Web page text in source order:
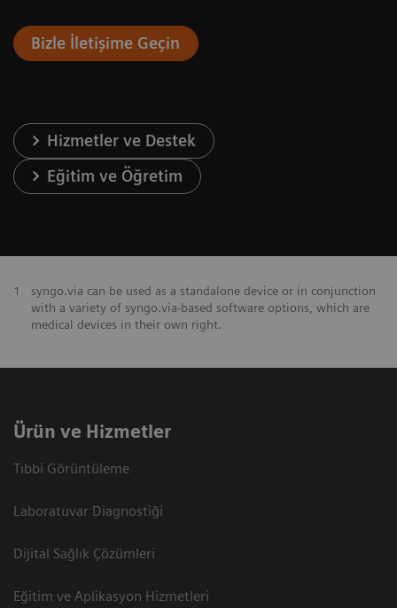
Bizle İletişime Geçin
Hizmetler ve Destek
Eğitim ve Öğretim
1
syngo.via can be used as a standalone device or in conjunction
with a variety of syngo.via-based software options, which are
medical devices in their own right.
Ürün ve Hizmetler
Tıbbi Görüntüleme
Laboratuvar Diagnostiği
Dijital Sağlık Çözümleri
Eğitim ve Aplikasyon Hizmetleri